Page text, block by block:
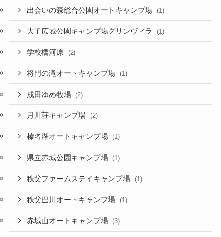
出会いの森総合公園オートキャンプ場 (1)
大子広域公園キャンプ場グリンヴィラ (1)
学校橋河原 (2)
将門の滝オートキャンプ場 (1)
成田ゆめ牧場 (2)
月川荘キャンプ場 (2)
榛名湖オートキャンプ場 (1)
県立赤城公園キャンプ場 (1)
秩父ファームステイキャンプ場 (1)
秩父巴川オートキャンプ場 (1)
赤城山オートキャンプ場 (3)